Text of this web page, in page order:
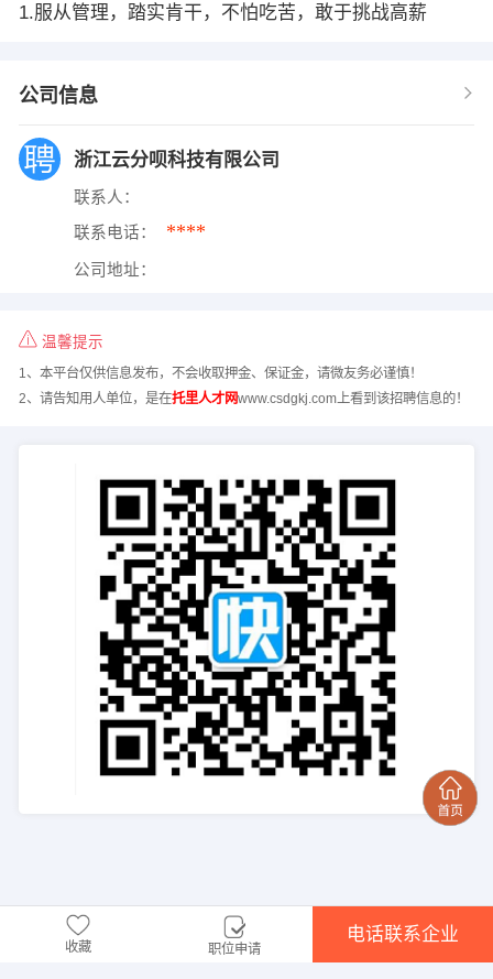
1.服从管理，踏实肯干，不怕吃苦，敢于挑战高薪
公司信息
浙江云分呗科技有限公司
联系人：
联系电话： ****
公司地址：
温馨提示
1、本平台仅供信息发布，不会收取押金、保证金，请微友务必谨慎！
2、请告知用人单位，是在托里人才网www.csdgkj.com上看到该招聘信息的！
收藏 职位申请
电话联系企业